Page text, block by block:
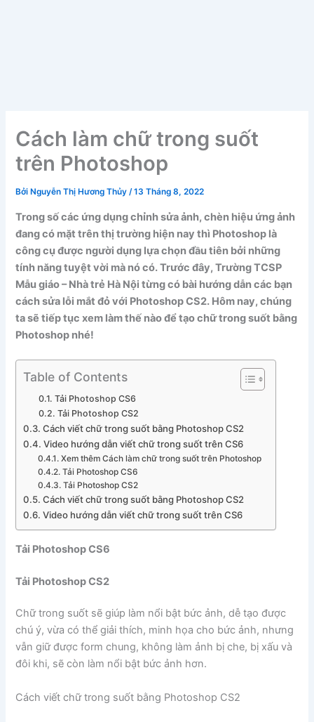
Cách làm chữ trong suốt
trên Photoshop
Bởi Nguyễn Thị Hương Thủy/13 Tháng 8, 2022
Trong số các ứng dụng chỉnh sửa ảnh, chèn hiệu ứng ảnh
đang có mặt trên thị trường hiện nay thì Photoshop là
công cụ được người dụng lựa chọn đầu tiên bởi những
tính năng tuyệt vời mà nó có. Trước đây, Trường TCSP
Mẫu giáo – Nhà trẻ Hà Nội từng có bài hướng dẫn các bạn
cách sửa lỗi mắt đỏ với Photoshop CS2. Hôm nay, chúng
ta sẽ tiếp tục xem làm thế nào để tạo chữ trong suốt bằng
Photoshop nhé!
Table of Contents
Tải Photoshop CS6
Tải Photoshop CS2
Cách viết chữ trong suốt bằng Photoshop CS2
Video hướng dẫn viết chữ trong suốt trên CS6
Xem thêm Cách làm chữ trong suốt trên Photoshop
Tải Photoshop CS6
Tải Photoshop CS2
Cách viết chữ trong suốt bằng Photoshop CS2
Video hướng dẫn viết chữ trong suốt trên CS6
Tải Photoshop CS6
Tải Photoshop CS2
Chữ trong suốt sẽ giúp làm nổi bật bức ảnh, dễ tạo được
chú ý, vừa có thể giải thích, minh họa cho bức ảnh, nhưng
vẫn giữ được form chung, không làm ảnh bị che, bị xấu và
đôi khi, sẽ còn làm nổi bật bức ảnh hơn.
Cách viết chữ trong suốt bằng Photoshop CS2